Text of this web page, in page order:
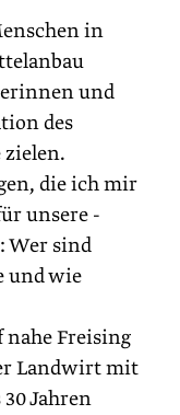
in
und
des
zielen.
die ich mir
unsere
Wer sind
und wie
nahe Freising
Landwirt mit
Jahren